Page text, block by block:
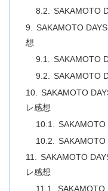
SAKAMOTO
SAKAMOTO
想
SAKAMOTO
SAKAMOTO
SAKAMOTO
レ感想
SAKAMOTO
SAKAMOTO
SAKAMOTO
レ感想
SAKAMOTO